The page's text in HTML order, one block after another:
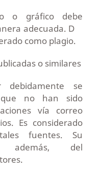
o gráfico debe
adecuada. D
como plagio.
o similares
se
no han sido
vía correo
Es considerado
fuentes. Su
además, del